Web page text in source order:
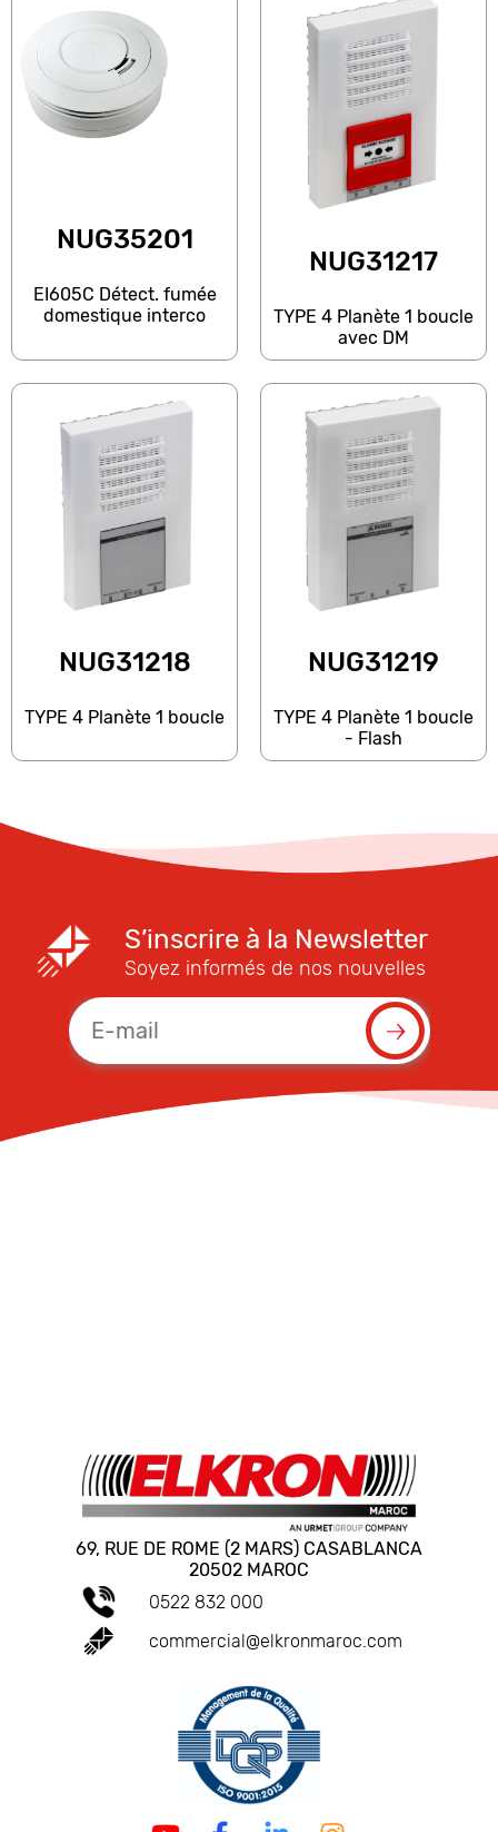
NUG35201
EI605C Détect. fumée
domestique interco
NUG31217
TYPE 4 Planète 1 boucle
avec DM
NUG31218
TYPE 4 Planète 1 boucle
NUG31219
TYPE 4 Planète 1 boucle
- Flash
S’inscrire à la Newsletter
Soyez informés de nos nouvelles
69, RUE DE ROME (2 MARS) CASABLANCA
20502 MAROC
0522 832 000
commercial@elkronmaroc.com